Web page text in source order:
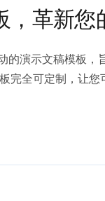
，革新您
的演示文稿模板，
完全可定制，让